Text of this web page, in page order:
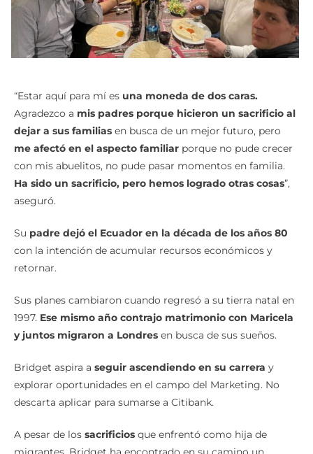
“Estar aquí para mí esuna moneda de dos caras.
Agradezco amis padres porque hicieron un sacrificio al
dejar a sus familiasen busca de un mejor futuro, pero
me afectó en el aspecto familiarporque no pude crecer
con mis abuelitos, no pude pasar momentos en familia.
Ha sido un sacrificio, pero hemos logrado otras cosas
Supadre dejó el Ecuador en la década de los años 80
con la intención de acumular recursos económicos y
Sus planes cambiaron cuando regresó a su tierra natal en
1997.Ese mismo año contrajo matrimonio con Maricela
Bridget aspira aseguir ascendiendo en su carreray
explorar oportunidades en el campo del Marketing. No